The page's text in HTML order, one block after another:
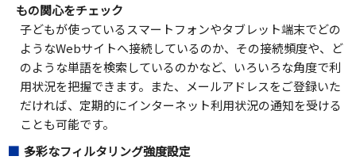
もの関心をチェック
子どもが使っているスマートフォンやタブレット端末でどの
ようなWebサイトへ接続しているのか、その接続頻度や、ど
のような単語を検索しているのかなど、いろいろな角度で利
用状況を把握できます。また、メールアドレスをご登録いた
だければ、定期的にインターネット利用状況の通知を受ける
ことも可能です。
多彩なフィルタリング強度設定